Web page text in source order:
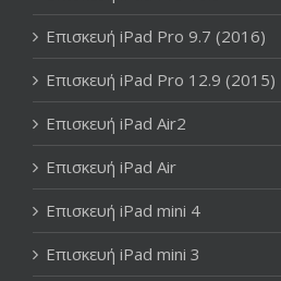
Επισκευή iPad Pro 9.7 (2016)
Επισκευή iPad Pro 12.9 (2015)
Επισκευή iPad Air2
Επισκευή iPad Air
Επισκευή iPad mini 4
Επισκευή iPad mini 3